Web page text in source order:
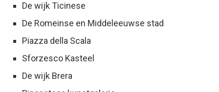
De wijk Ticinese
De Romeinse en Middeleeuwse stad
Piazza della Scala
Sforzesco Kasteel
De wijk Brera